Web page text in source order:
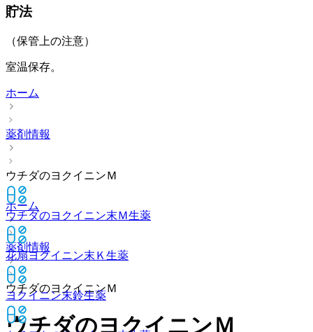
貯法
（保管上の注意）
室温保存。
ホーム
薬剤情報
ウチダのヨクイニンＭ
ウチダのヨクイニン末Ｍ生薬
花扇ヨクイニン末Ｋ 生薬
ヨクイニン末鈴生薬
ホーム
薬剤情報
ウチダのヨクイニンＭ
ウチダのヨクイニンＭ